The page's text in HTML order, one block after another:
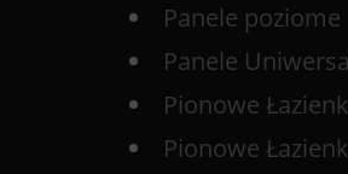
Panele poziome
Panele
Pionowe
Pionowe